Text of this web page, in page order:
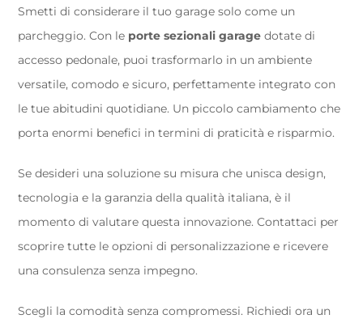
Smetti di considerare il tuo garage solo come un
parcheggio. Con le porte sezionali garage dotate di
accesso pedonale, puoi trasformarlo in un ambiente
versatile, comodo e sicuro, perfettamente integrato con
le tue abitudini quotidiane. Un piccolo cambiamento che
porta enormi benefici in termini di praticità e risparmio.
Se desideri una soluzione su misura che unisca design,
tecnologia e la garanzia della qualità italiana, è il
momento di valutare questa innovazione. Contattaci per
scoprire tutte le opzioni di personalizzazione e ricevere
una consulenza senza impegno.
Scegli la comodità senza compromessi. Richiedi ora un